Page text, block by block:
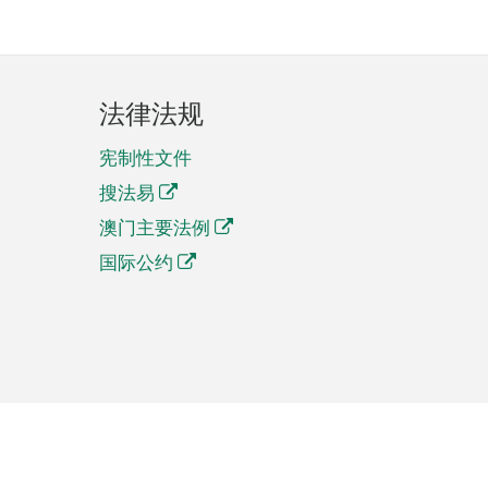
法律法规
宪制性文件
搜法易
澳门主要法例
国际公约